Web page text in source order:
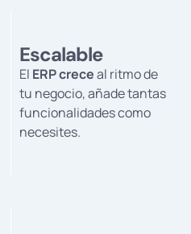
Escalable
El ERP creceal ritmo de
tu negocio, añade tantas
funcionalidades como
necesites.